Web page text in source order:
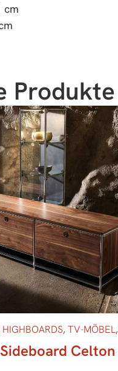
cm
Produkte
, TV-MÖBEL,
Celton